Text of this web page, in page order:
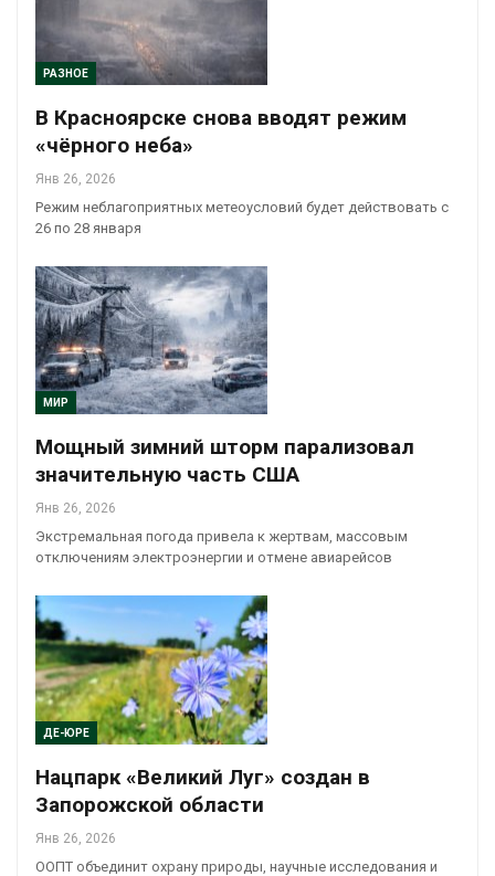
РАЗНОЕ
В Красноярске снова вводят режим
«чёрного неба»
Янв 26, 2026
Режим неблагоприятных метеоусловий будет действовать с
26 по 28 января
МИР
Мощный зимний шторм парализовал
значительную часть США
Янв 26, 2026
Экстремальная погода привела к жертвам, массовым
отключениям электроэнергии и отмене авиарейсов
ДЕ-ЮРЕ
Нацпарк «Великий Луг» создан в
Запорожской области
Янв 26, 2026
ООПТ объединит охрану природы, научные исследования и